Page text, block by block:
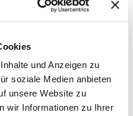
und Anzeigen zu
soziale Medien anbieten
unsere Website zu
wir Informationen zu Ihrer